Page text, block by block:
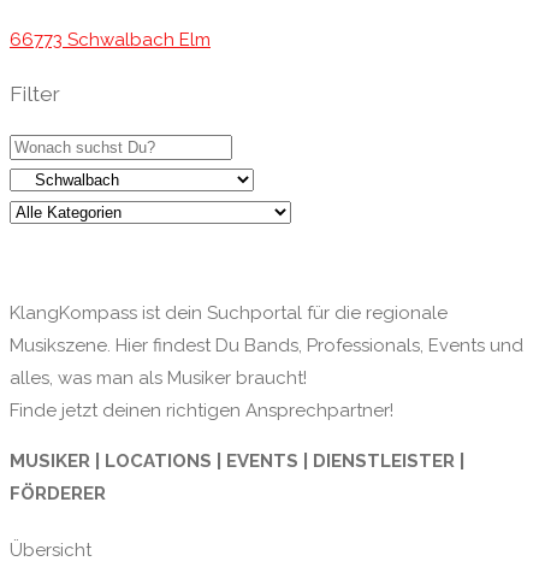
66773 Schwalbach Elm
Filter
KlangKompass ist dein Suchportal für die regionale
Musikszene. Hier findest Du Bands, Professionals, Events und
alles, was man als Musiker braucht!
Finde jetzt deinen richtigen Ansprechpartner!
MUSIKER | LOCATIONS | EVENTS | DIENSTLEISTER |
FÖRDERER
Übersicht